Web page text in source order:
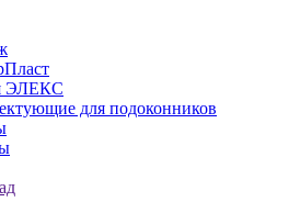
ЭЛЕКС
для подоконников